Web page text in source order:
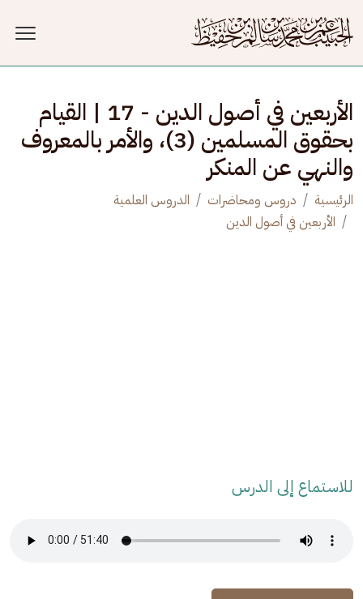
الأربعين في أصول الدين - 17 | القيام
بحقوق المسلمين (3)، والأمر بالمعروف
والنهي عن المنكر
الرئيسية دروس ومحاضرات
الدروس العلمية
الأربعين في أصول الدين
للاستماع إلى الدرس
Audio Stream